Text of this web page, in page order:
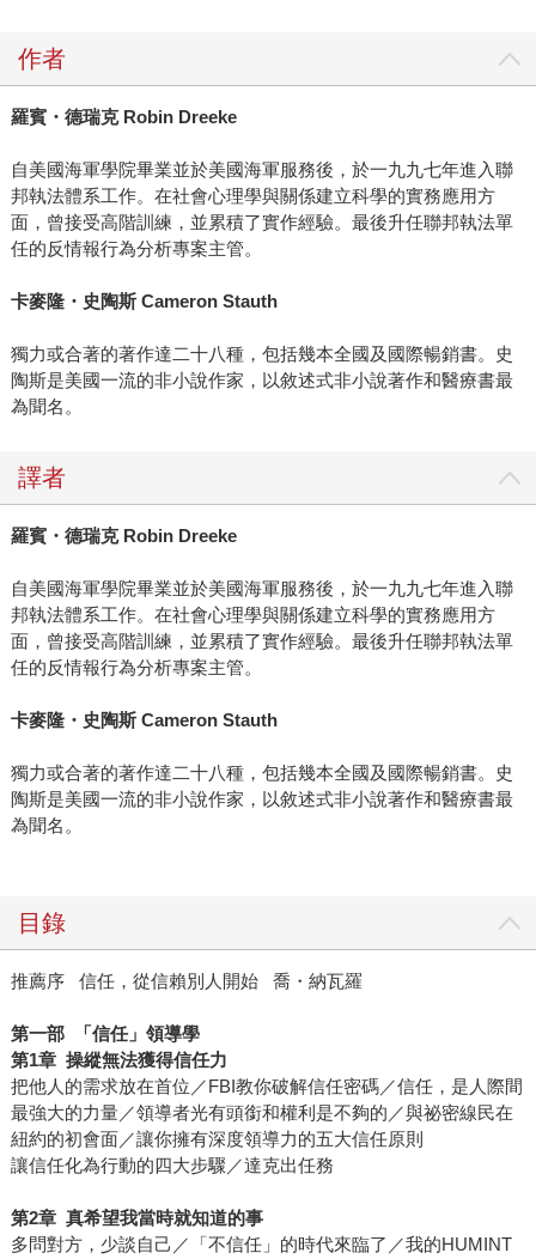
作者
羅賓・德瑞克Robin Dreeke
自美國海軍學院畢業並於美國海軍服務後，於一九九七年進入聯
邦執法體系工作。在社會心理學與關係建立科學的實務應用方
面，曾接受高階訓練，並累積了實作經驗。最後升任聯邦執法單
任的反情報行為分析專案主管。
卡麥隆・史陶斯Cameron Stauth
獨力或合著的著作達二十八種，包括幾本全國及國際暢銷書。史
陶斯是美國一流的非小說作家，以敘述式非小說著作和醫療書最
為聞名。
譯者
羅賓・德瑞克Robin Dreeke
自美國海軍學院畢業並於美國海軍服務後，於一九九七年進入聯
邦執法體系工作。在社會心理學與關係建立科學的實務應用方
面，曾接受高階訓練，並累積了實作經驗。最後升任聯邦執法單
任的反情報行為分析專案主管。
卡麥隆・史陶斯Cameron Stauth
獨力或合著的著作達二十八種，包括幾本全國及國際暢銷書。史
陶斯是美國一流的非小說作家，以敘述式非小說著作和醫療書最
為聞名。
目錄
推薦序 信任，從信賴別人開始 喬・納瓦羅
第一部
「信任」領導學
第1章 操縱無法獲得信任力
把他人的需求放在首位／FBI教你破解信任密碼／信任，是人際間
最強大的力量／領導者光有頭銜和權利是不夠的／與祕密線民在
紐約的初會面／讓你擁有深度領導力的五大信任原則
讓信任化為行動的四大步驟／達克出任務
第2章 真希望我當時就知道的事
多問對方，少談自己／「不信任」的時代來臨了／我的HUMINT